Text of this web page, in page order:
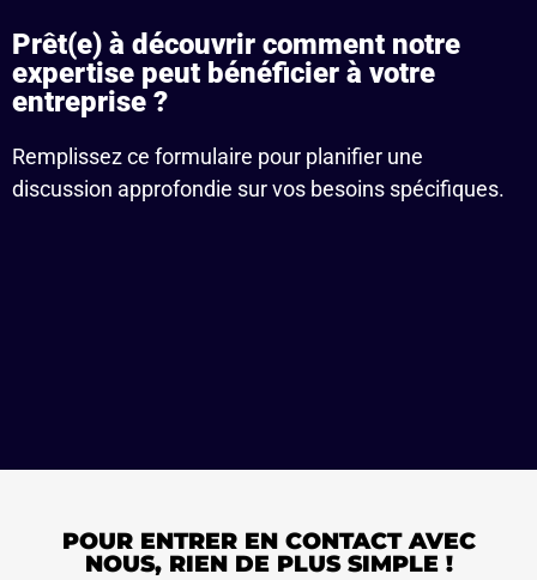
Prêt(e) à découvrir comment notre
expertise peut bénéficier à votre
entreprise ?
Remplissez ce formulaire pour planifier une
discussion approfondie sur vos besoins spécifiques.
POUR ENTRER EN CONTACT AVEC
NOUS, RIEN DE PLUS SIMPLE !